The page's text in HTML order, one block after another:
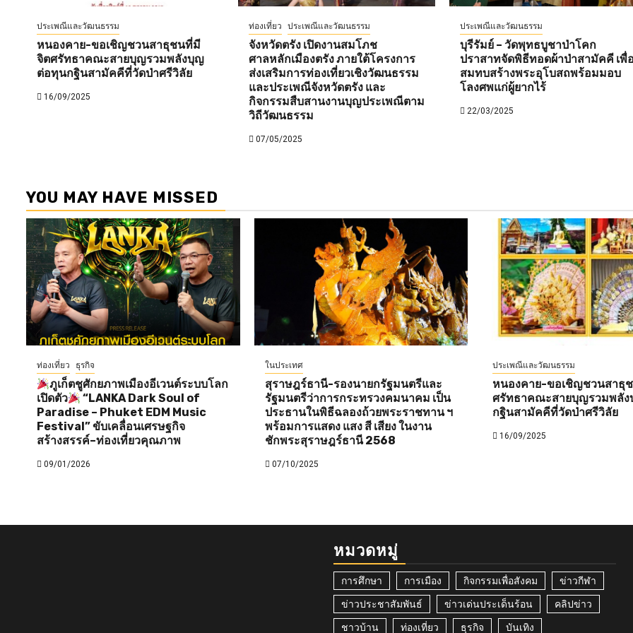
ประเพณีและวัฒนธรรม
หนองคาย-ขอเชิญชวนสาธุชนที่มี
จิตศรัทธาคณะสายบุญรวมพลังบุญ
ต่อทุนกฐินสามัคคีที่วัดป่าศรีวิลัย
16/09/2025
ท่องเที่ยว ประเพณีและวัฒนธรรม
จังหวัดตรัง เปิดงานสมโภช
ศาลหลักเมืองตรัง ภายใต้โครงการ
ส่งเสริมการท่องเที่ยวเชิงวัฒนธรรม
และประเพณีจังหวัดตรัง และ
กิจกรรมสืบสานงานบุญประเพณีตาม
วิถีวัฒนธรรม
07/05/2025
ประเพณีและวัฒนธรรม
บุรีรัมย์ – วัดพุทธบูชาป่าโคก
ปราสาทจัดพิธีทอดผ้าป่าสามัคคี เพื่
สมทบสร้างพระอุโบสถพร้อมมอบ
โลงศพแก่ผู้ยากไร้
22/03/2025
YOU MAY HAVE MISSED
ท่องเที่ยว ธุรกิจ
ภูเก็ตชูศักยภาพเมืองอีเวนต์ระบบโลก
เปิดตัว
“LANKA Dark Soul of
Paradise – Phuket EDM Music
Festival” ขับเคลื่อนเศรษฐกิจ
สร้างสรรค์–ท่องเที่ยวคุณภาพ
09/01/2026
ในประเทศ
สุราษฎร์ธานี-รองนายกรัฐมนตรีและ
รัฐมนตรีว่าการกระทรวงคมนาคม เป็น
ประธานในพิธีฉลองถ้วยพระราชทาน ฯ
พร้อมการแสดง แสง สี เสียง ในงาน
ชักพระสุราษฎร์ธานี 2568
07/10/2025
ประเพณีและวัฒนธรรม
หนองคาย-ขอเชิญชวนสาธุ
ศรัทธาคณะสายบุญรวมพลั
กฐินสามัคคีที่วัดป่าศรีวิลัย
16/09/2025
หมวดหมู่
การศึกษา การเมือง กิจกรรมเพื่อสังคม ข่าวกีฬา
ข่าวประชาสัมพันธ์ ข่าวเด่นประเด็นร้อน คลิปข่าว
ชาวบ้าน ท่องเที่ยว ธุรกิจ บันเทิง